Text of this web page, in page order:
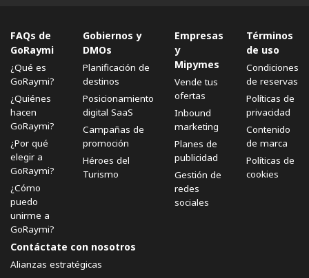
FAQs de
GoRaymi
¿Qué es
GoRaymi?
¿Quiénes
hacen
GoRaymi?
¿Por qué
elegir a
GoRaymi?
¿Cómo
puedo
unirme a
GoRaymi?
Gobiernos y
DMOs
Planificación de
destinos
Posicionamiento
digital SaaS
Campañas de
promoción
Héroes del
Turismo
Empresas
y
Mipymes
Vende tus
ofertas
Inbound
marketing
Planes de
publicidad
Gestión de
redes
sociales
Términos
de uso
Condiciones
de reservas
Políticas de
privacidad
Contenido
de marca
Políticas de
cookies
Contáctate con nosotros
Alianzas estratégicas